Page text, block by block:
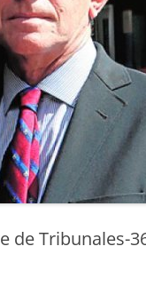
de Tribunales-